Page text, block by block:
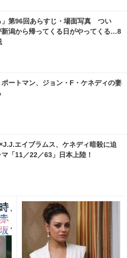
」第96回あらすじ・場面写真 つい
新潟から帰ってくる日がやってくる…8
ートマン、ジョン・F・ケネディの妻
エイブラムス、ケネディ暗殺に迫
「11／22／63」日本上陸！